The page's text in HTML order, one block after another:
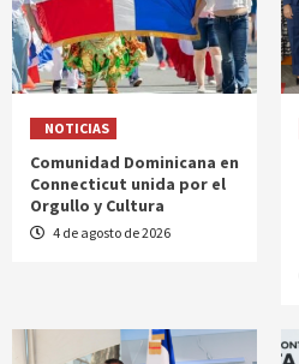
NOTICIAS
Comunidad Dominicana en
Connecticut unida por el
Orgullo y Cultura
4 de agosto de 2026